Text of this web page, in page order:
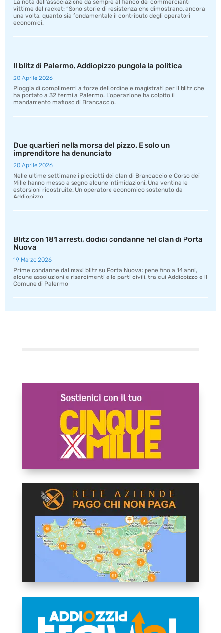
La nota dell’associazione da sempre al fianco dei commercianti
vittime del racket: “Sono storie di resistenza che dimostrano, ancora
una volta, quanto sia fondamentale il contributo degli operatori
economici.
Il blitz di Palermo, Addiopizzo pungola la politica
20 Aprile 2026
Pioggia di complimenti a forze dell’ordine e magistrati per il blitz che
ha portato a 32 fermi a Palermo. L’operazione ha colpito il
mandamento mafioso di Brancaccio.
Due quartieri nella morsa del pizzo. E solo un
imprenditore ha denunciato
20 Aprile 2026
Nelle ultime settimane i picciotti dei clan di Brancaccio e Corso dei
Mille hanno messo a segno alcune intimidazioni. Una ventina le
estorsioni ricostruite. Un operatore economico sostenuto da
Addiopizzo
Blitz con 181 arresti, dodici condanne nel clan di Porta
Nuova
19 Marzo 2026
Prime condanne dal maxi blitz su Porta Nuova: pene fino a 14 anni,
alcune assoluzioni e risarcimenti alle parti civili, tra cui Addiopizzo e il
Comune di Palermo